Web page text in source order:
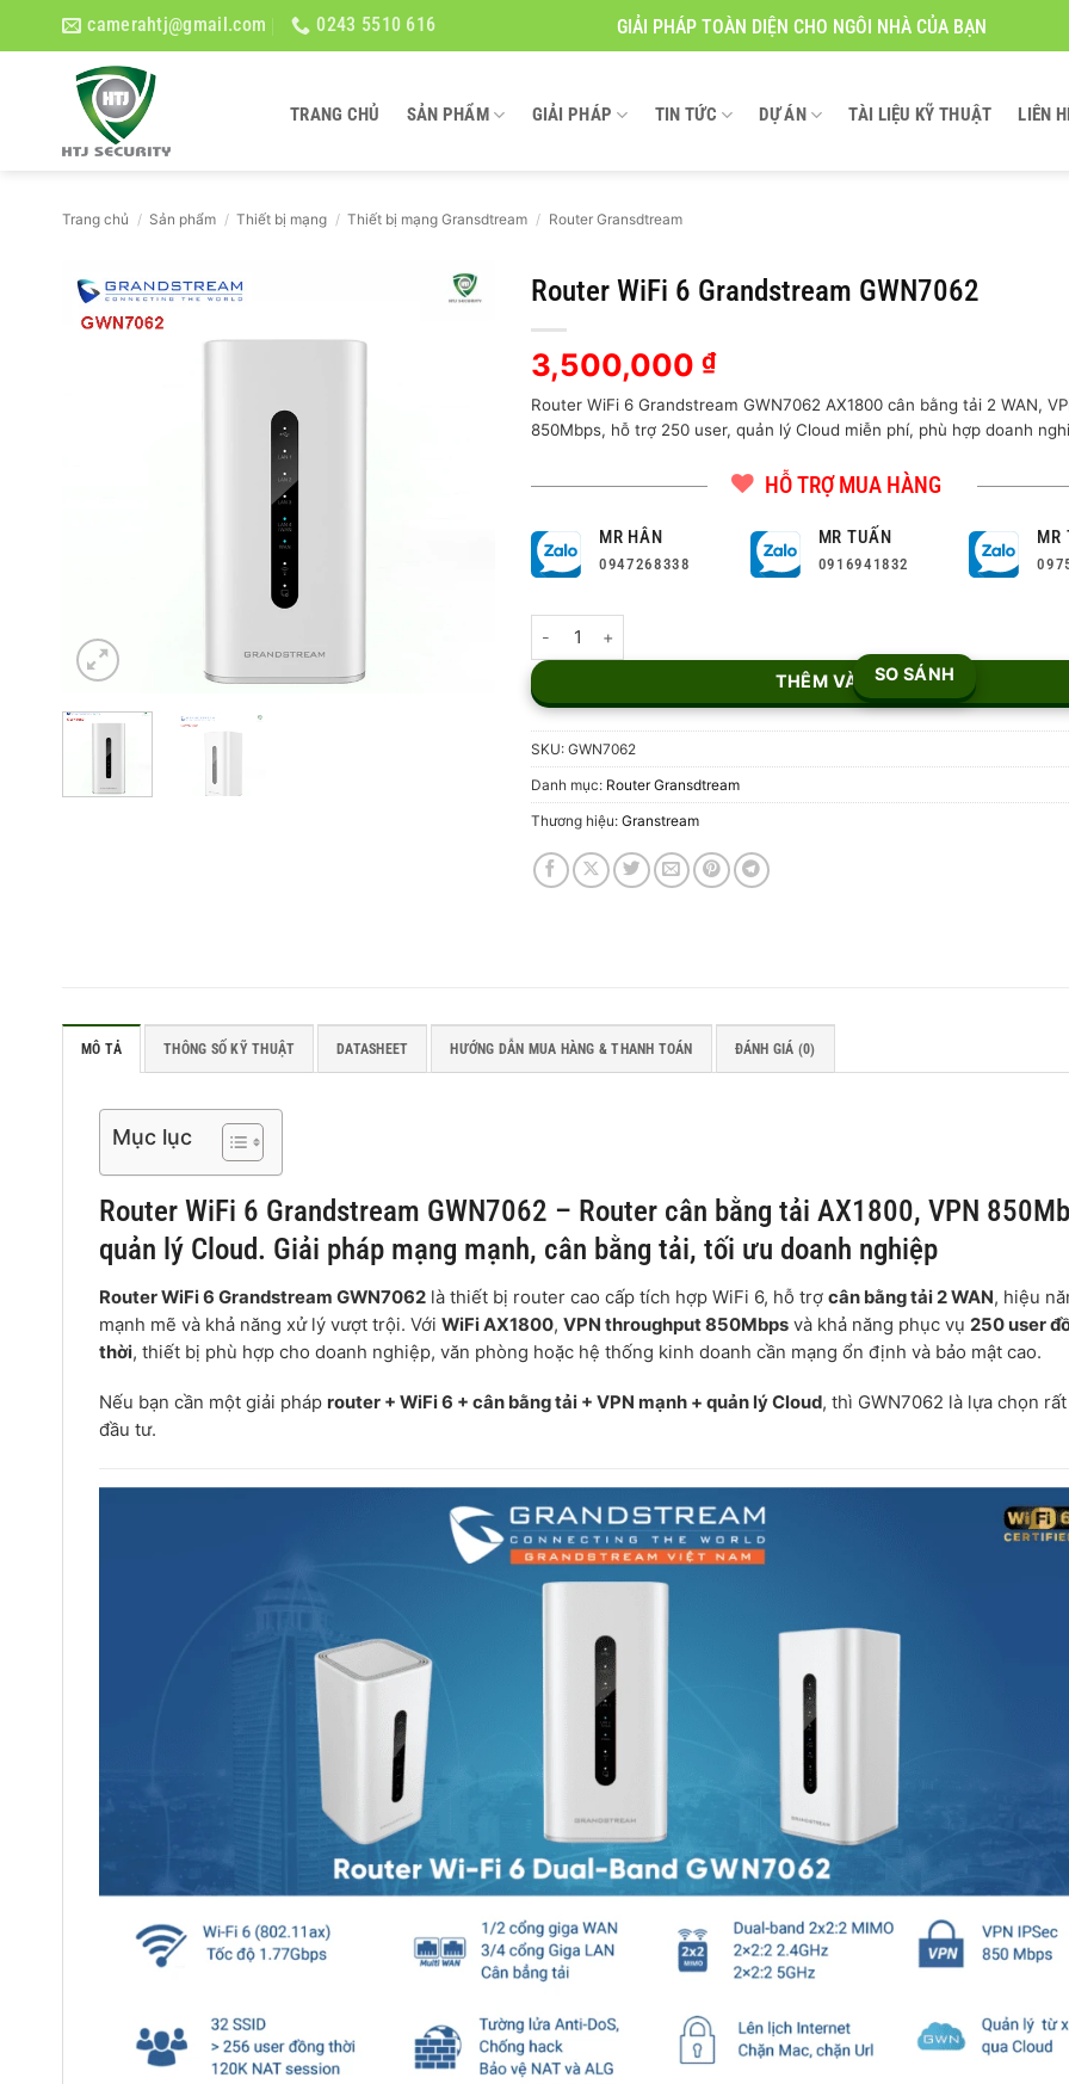
camerahtj@gmail.com 0243 5510 616 GIẢI PHÁP TOÀN DIỆN CHO NGÔI NHÀ CỦA BẠN
TRANG CHỦ SẢN PHẨM GIẢI PHÁP TIN TỨC DỰ ÁN TÀI LIỆU KỸ THUẬT LIÊN
Trang chủ / Sản phẩm / Thiết bị mạng / Thiết bị mạng Gransdtream / Router Gransdtream
Router WiFi 6 Grandstream GWN7062
3,500,000₫
Router WiFi 6 Grandstream GWN7062 AX1800 cân bằng tải 2 WAN,
850Mbps, hỗ trợ 250 user, quản lý Cloud miễn phí, phù hợp doanh
HỖ TRỢ MUA HÀNG
MR HÂN
0947268338
MR TUẤN
0916941832
MR
Router WiFi 6 Grandstream GWN7062 số lượng
THÊM VÀO GIỎSO SÁNH
SKU:GWN7062
Danh mục: Router Gransdtream
Thương hiệu:Granstream
MÔ TẢ THÔNG SỐ KỸ THUẬT DATASHEET HƯỚNG DẪN MUA HÀNG & THANH TOÁN ĐÁNH GIÁ (0)
Mục lục
Router WiFi 6 Grandstream GWN7062 – Router cân bằng tải AX1800, VPN
quản lý Cloud. Giải pháp mạng mạnh, cân bằng tải, tối ưu doanh nghiệp
Router WiFi 6 Grandstream GWN7062 là thiết bị router cao cấp tích hợp WiFi 6, hỗ trợ cân bằng tải 2 WAN, hiệu
mạnh mẽ và khả năng xử lý vượt trội. Với WiFi AX1800, VPN throughput 850Mbps và khả năng phục vụ 250 user
thời, thiết bị phù hợp cho doanh nghiệp, văn phòng hoặc hệ thống kinh doanh cần mạng ổn định và bảo mật cao.
Nếu bạn cần một giải pháp router + WiFi 6 + cân bằng tải + VPN mạnh + quản lý Cloud, thì GWN7062 là lựa chọn
đầu tư.